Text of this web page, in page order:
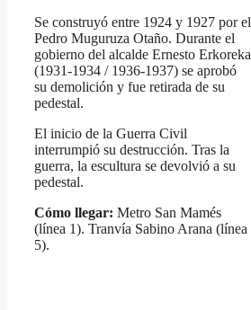
Se construyó entre 1924 y 1927 por el
Pedro Muguruza Otaño. Durante el
gobierno del alcalde Ernesto Erkoreka
(1931-1934 / 1936-1937) se aprobó
su demolición y fue retirada de su
pedestal.
El inicio de la Guerra Civil
interrumpió su destrucción. Tras la
guerra, la escultura se devolvió a su
pedestal.
Cómo llegar: Metro San Mamés
(línea 1). Tranvía Sabino Arana (línea
5).